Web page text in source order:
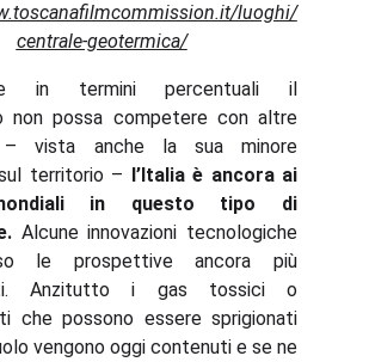
luoghi/
centrale-geotermica/
in termini percentuali il
non possa competere con altre
– vista anche la sua minore
territorio – l’Italia è ancora ai
in questo tipo di
Alcune innovazioni tecnologiche
le prospettive ancora più
Anzitutto i gas tossici o
che possono essere sprigionati
vengono oggi contenuti e se ne